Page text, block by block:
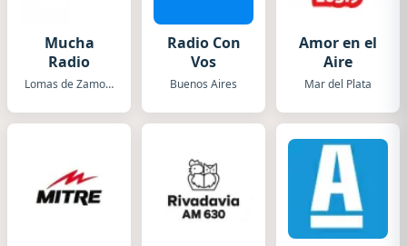
Mucha
Radio
Lomas de Zamora
Radio Con
Vos
Buenos Aires
Amor en el
Aire
Mar del Plata